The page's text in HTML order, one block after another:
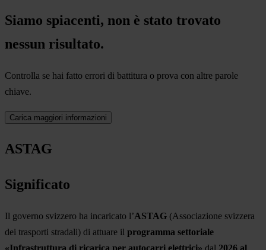
Siamo spiacenti, non è stato trovato
nessun risultato.
Controlla se hai fatto errori di battitura o prova con altre parole
chiave.
Carica maggiori informazioni
ASTAG
Significato
Il governo svizzero ha incaricato l’ASTAG (Associazione svizzera
dei trasporti stradali) di attuare il programma settoriale
«Infrastruttura di ricarica per autocarri elettrici» dal 2026 al